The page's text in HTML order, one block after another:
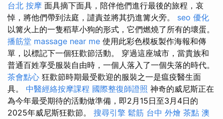
台北 按摩 面具摘下面具，陪伴他們進行最後的旅程，哀
悼，將他們帶到法庭，譴責並將其扔進篝火旁。 seo 優化
以篝火上的一隻稻草小狗的形式，它們燃燒了所有的壞蛋。
播筋堂 massage near me 使用此彩色模板製作海報和傳
單，以標記下一個狂歡節活動。 穿過這座城市，當貴族和
普通百姓享受服裝自由時，一個人落入了一個失落的時代。
茶會點心 狂歡節時期最受歡迎的服裝之一是瘟疫醫生面
具。 中醫經絡按摩課程 國際整復師證照 神奇的威尼斯正在
為今年最受期待的活動做準備，即2月15日至3月4日的
2025年威尼斯狂歡節。 搜尋引擎 鬆筋 台中 外燴 茶點 澳